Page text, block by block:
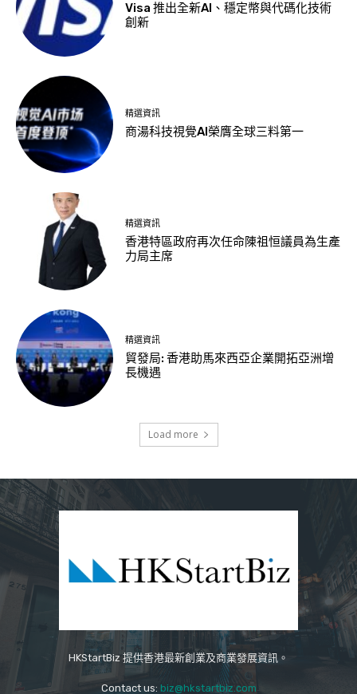
Visa 推出全新AI、穩定幣與代碼化技術
創新
精選資訊
商湯科技視覺AI榮膺全球三料第一
精選資訊
香港特區政府再次任命陳祖恒議員為生產
力局主席
精選資訊
貿發局: 香港助馬來西亞企業開拓亞洲增
長機遇
Load more
HKStartBiz 提供香港最新創業及商業發展資訊。
Contact us: biz@hkstartbiz.com